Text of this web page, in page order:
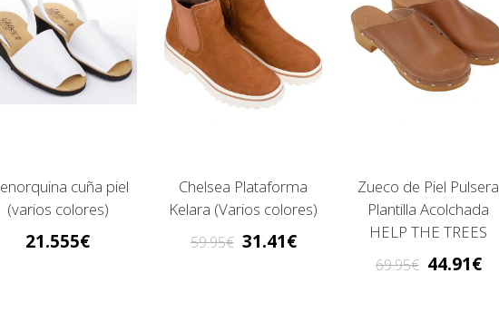
cuña piel
(varios colores)
21.555
Chelsea Plataforma
Kelara (Varios colores)
59.95 31.41
Zueco de Piel Pulsera
Plantilla Acolchada
HELP THE TREES
69.95 44.91